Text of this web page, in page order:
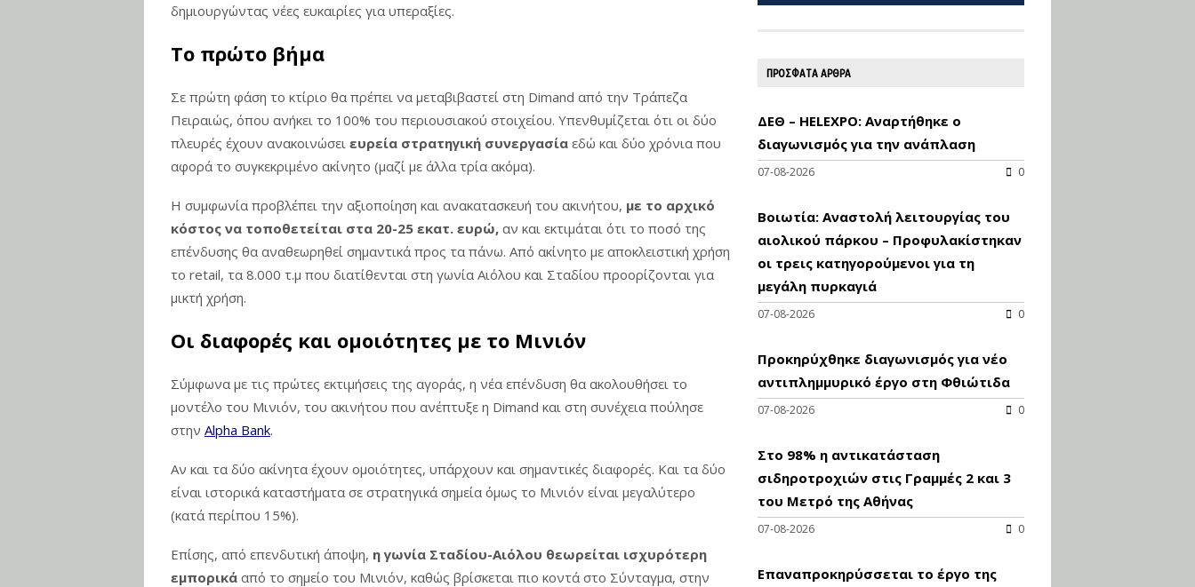
Οργανωτικό λίφτινγκ χρειάζονται οι δήμοι - Μόλις 48,8% κάλυψη
στις οργανικές θέσεις μηχανικών
Ποια είναι η (κυβερνητική) λίστα με τα μεγάλα οδικά έργα και τα
εκτιμώμενα χρονοδιαγράμματα
Νέο Αεροδρόμιο Ηρακλείου στο Καστέλι: τι αναφέρει η ΥΠΑ για τα
νέα συστήματα αεροναυτιλίας
δημιουργώντας νέες ευκαιρίες για υπεραξίες.
Το πρώτο βήμα
Σε πρώτη φάση το κτίριο θα πρέπει να μεταβιβαστεί στη Dimand από την Τράπεζα
Πειραιώς, όπου ανήκει το 100% του περιουσιακού στοιχείου. Υπενθυμίζεται ότι οι δύο
πλευρές έχουν ανακοινώσει ευρεία στρατηγική συνεργασία εδώ και δύο χρόνια που
αφορά το συγκεκριμένο ακίνητο (μαζί με άλλα τρία ακόμα).
Η συμφωνία προβλέπει την αξιοποίηση και ανακατασκευή του ακινήτου, με το αρχικό
κόστος να τοποθετείται στα 20-25 εκατ. ευρώ, αν και εκτιμάται ότι το ποσό της
επένδυσης θα αναθεωρηθεί σημαντικά προς τα πάνω. Από ακίνητο με αποκλειστική χρήση
το retail, τα 8.000 τ.μ που διατίθενται στη γωνία Αιόλου και Σταδίου προορίζονται για
μικτή χρήση.
Οι διαφορές και ομοιότητες με το Μινιόν
Σύμφωνα με τις πρώτες εκτιμήσεις της αγοράς, η νέα επένδυση θα ακολουθήσει το
μοντέλο του Μινιόν, του ακινήτου που ανέπτυξε η Dimand και στη συνέχεια πούλησε
στην Alpha Bank.
Αν και τα δύο ακίνητα έχουν ομοιότητες, υπάρχουν και σημαντικές διαφορές. Και τα δύο
είναι ιστορικά καταστήματα σε στρατηγικά σημεία όμως το Μινιόν είναι μεγαλύτερο
(κατά περίπου 15%).
Επίσης, από επενδυτική άποψη, η γωνία Σταδίου-Αιόλου θεωρείται ισχυρότερη
εμπορικά από το σημείο του Μινιόν, καθώς βρίσκεται πιο κοντά στο Σύνταγμα, στην
ΠΡΟΣΦΑΤΑ ΑΡΘΡΑ
ΔΕΘ – HELEXPO: Αναρτήθηκε ο
διαγωνισμός για την ανάπλαση
07-08-2026 0
Βοιωτία: Αναστολή λειτουργίας του
αιολικού πάρκου – Προφυλακίστηκαν
οι τρεις κατηγορούμενοι για τη
μεγάλη πυρκαγιά
07-08-2026 0
Προκηρύχθηκε διαγωνισμός για νέo
αντιπλημμυρικό έργο στη Φθιώτιδα
07-08-2026 0
Στο 98% η αντικατάσταση
σιδηροτροχιών στις Γραμμές 2 και 3
του Μετρό της Αθήνας
07-08-2026 0
Επαναπροκηρύσσεται το έργο της